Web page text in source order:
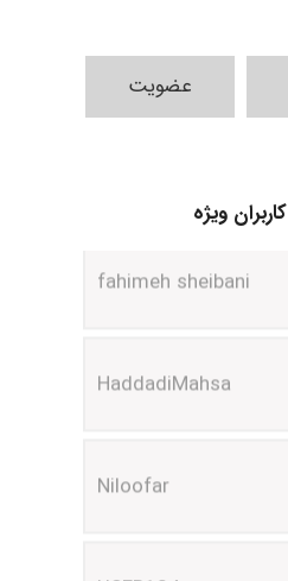
عضویت
کاربران ویژه
fahimeh sheibani
HaddadiMahsa
Niloofar
USER124